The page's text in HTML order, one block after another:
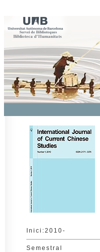
Inici:2010-
Semestral